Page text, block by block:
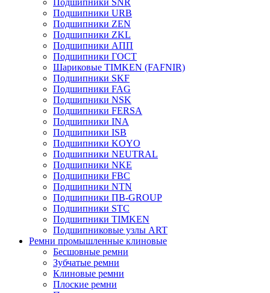
Подшипники SNR
Подшипники URB
Подшипники ZEN
Подшипники ZKL
Подшипники АПП
Подшипники ГОСТ
Шариковые ТІMKEN (FAFNIR)
Подшипники SKF
Подшипники FAG
Подшипники NSK
Подшипники FERSA
Подшипники INA
Подшипники ISB
Подшипники KOYO
Подшипники NEUTRAL
Подшипники NKE
Подшипники FBC
Подшипники NTN
Подшипники ПВ-GROUP
Подшипники STC
Подшипники TIMKEN
Подшипниковые узлы ART
Ремни промышленные клиновые
Бесшовные ремни
Зубчатые ремни
Клиновые ремни
Плоские ремни